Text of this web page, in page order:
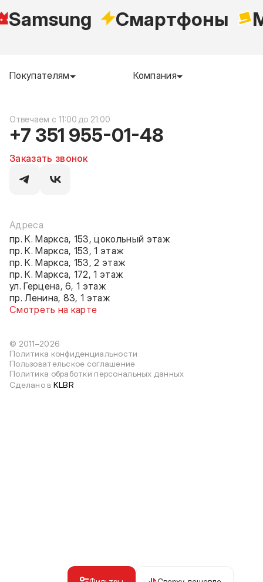
Samsung Cмартфоны
Покупателям Компания
© 2011–2026
Политика конфиденциальности
Пользовательское соглашение
Политика обработки персональных данных
Сделано в KLBR
c 11:00 до 21:00
+7 351 955-01-48
Заказать звонок
Адреса
пр. К. Маркса, 153, цокольный этаж
пр. К. Маркса, 153, 1 этаж
пр. К. Маркса, 153, 2 этаж
пр. К. Маркса, 172, 1 этаж
ул. Герцена, 6, 1 этаж
пр. Ленина, 83, 1 этаж
Смотреть на карте